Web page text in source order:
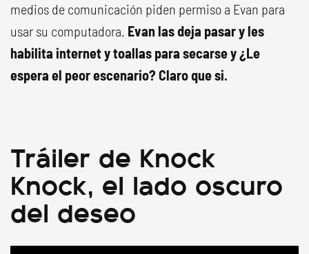
medios de comunicación piden permiso a Evan para
usar su computadora. Evan las deja pasar y les
habilita internet y toallas para secarse y ¿Le
espera el peor escenario? Claro que si.
Tráiler de Knock
Knock, el lado oscuro
del deseo